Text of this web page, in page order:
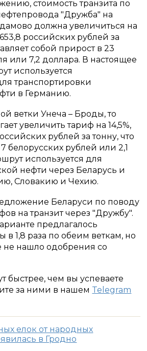
стоимость транзита по
"Дружба" на
должна увеличиться на
российских рублей за
собой прирост в 23
или 7,2 доллара. В настоящее
используется
транспортировки
в Германию.
ветки Унеча – Броды, то
увеличить тариф на 14,5%,
рублей за тонну, что
белорусских рублей или 2,1
используется для
нефти через Беларусь и
Словакию и Чехию.
Беларуси по поводу
на транзит через "Дружбу".
предлагалось
в 1,8 раза по обеим веткам, но
не нашло одобрения со
быстрее, чем вы успеваете
за ними в нашем Telegram
елок от народных
в Гродно